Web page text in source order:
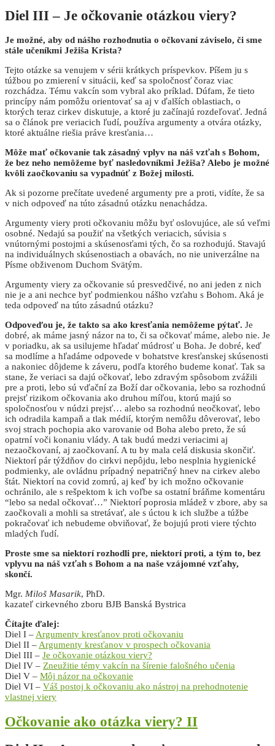
Diel III – Je očkovanie otázkou viery?
Je možné, aby od nášho rozhodnutia o očkovaní záviselo, či sme
stále učeníkmi Ježiša Krista?
Tejto otázke sa venujem v sérii krátkych príspevkov. Píšem ju s
túžbou po zmierení v situácii, keď sa spoločnosť čoraz viac
rozchádza. Tému vakcín som vybral ako príklad. Dúfam, že tieto
princípy nám pomôžu orientovať sa aj v ďalších oblastiach, o
ktorých teraz cirkev diskutuje, a ktoré ju začínajú rozdeľovať. Jedná
sa o článok pre veriacich ľudí, používa argumenty a otvára otázky,
ktoré aktuálne riešia práve kresťania…
Môže mať očkovanie tak zásadný vplyv na náš vzťah s Bohom,
že bez neho nemôžeme byť nasledovníkmi Ježiša? Alebo je možné
kvôli zaočkovaniu sa vypadnúť z Božej milosti.
Ak si pozorne prečítate uvedené argumenty pre a proti, vidíte, že sa
v nich odpoveď na túto zásadnú otázku nenachádza.
Argumenty viery proti očkovaniu môžu byť oslovujúce, ale sú veľmi
osobné. Nedajú sa použiť na všetkých veriacich, súvisia s
vnútornými postojmi a skúsenosťami tých, čo sa rozhodujú. Stavajú
na individuálnych skúsenostiach a obavách, no nie univerzálne na
Písme obživenom Duchom Svätým.
Argumenty viery za očkovanie sú presvedčivé, no ani jeden z nich
nie je a ani nechce byť podmienkou nášho vzťahu s Bohom. Aká je
teda odpoveď na túto zásadnú otázku?
Odpoveďou je, že takto sa ako kresťania nemôžeme pýtať. Je
dobré, ak máme jasný názor na to, či sa očkovať máme, alebo nie. Je
v poriadku, ak sa usilujeme hľadať múdrosť u Boha. Je dobré, keď
sa modlíme a hľadáme odpovede v bohatstve kresťanskej skúsenosti
a nakoniec dôjdeme k záveru, podľa ktorého budeme konať. Tak sa
stane, že veriaci sa dajú očkovať, lebo zdravým spôsobom zvážili
pre a proti, lebo sú vďační za Boží dar očkovania, lebo sa rozhodnú
prejsť rizikom očkovania ako druhou míľou, ktorú majú so
spoločnosťou v núdzi prejsť… alebo sa rozhodnú neočkovať, lebo
ich odradila kampaň a tlak médií, ktorým nemôžu dôverovať, lebo
svoj strach pochopia ako varovanie od Boha alebo preto, že sú
opatrní voči konaniu vlády. A tak budú medzi veriacimi aj
nezaočkovaní, aj zaočkovaní. A tu by mala celá diskusia skončiť.
Niektorí pár týždňov do cirkvi nepôjdu, lebo nesplnia hygienické
podmienky, ale ovládnu prípadný nepatričný hnev na cirkev alebo
štát. Niektorí na covid zomrú, aj keď by ich možno očkovanie
ochránilo, ale s rešpektom k ich voľbe sa ostatní bráňme komentáru
“lebo sa nedal očkovať…” Niektorí poprosia mládež v zbore, aby sa
zaočkovali a mohli sa stretávať, ale s úctou k ich službe a túžbe
pokračovať ich nebudeme obviňovať, že bojujú proti viere týchto
mladých ľudí.
Proste sme sa niektorí rozhodli pre, niektorí proti, a tým to, bez
vplyvu na náš vzťah s Bohom a na naše vzájomné vzťahy,
skončí.
Mgr. Miloš Masarik, PhD.
kazateľ cirkevného zboru BJB Banská Bystrica
Čítajte ďalej:
Diel I – Argumenty kresťanov proti očkovaniu
Diel II – Argumenty kresťanov v prospech očkovania
Diel III – Je očkovanie otázkou viery?
Diel IV – Zneužitie témy vakcín na šírenie falošného učenia
Diel V – Môj názor na očkovanie
Diel VI – Váš postoj k očkovaniu ako nástroj na prehodnotenie
vlastnej viery
Očkovanie ako otázka viery? II